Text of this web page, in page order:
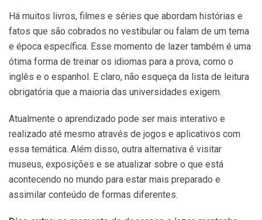
Há muitos livros, filmes e séries que abordam histórias e
fatos que são cobrados no vestibular ou falam de um tema
e época específica. Esse momento de lazer também é uma
ótima forma de treinar os idiomas para a prova, como o
inglês e o espanhol. E claro, não esqueça da lista de leitura
obrigatória que a maioria das universidades exigem.
Atualmente o aprendizado pode ser mais interativo e
realizado até mesmo através de jogos e aplicativos com
essa temática. Além disso, outra alternativa é visitar
museus, exposições e se atualizar sobre o que está
acontecendo no mundo para estar mais preparado e
assimilar conteúdo de formas diferentes.